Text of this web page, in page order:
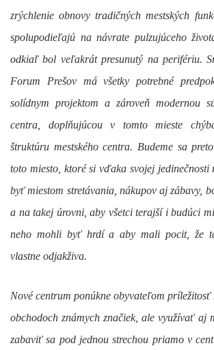
zrýchlenie obnovy tradičných mestských
spolupodieľajú na návrate pulzujúceho
odkiaľ bol veľakrát presunutý na perifériu.
Forum Prešov má všetky potrebné
solídnym projektom a zároveň modernou
centra, doplňujúcou v tomto mieste
štruktúru mestského centra. Budeme sa
toto miesto, ktoré si vďaka svojej jedinečnosti
byť miestom stretávania, nákupov aj zábavy,
a na takej úrovni, aby všetci terajší i budúci
neho mohli byť hrdí a aby mali pocit, že
vlastne odjakživa.
Nové centrum ponúkne obyvateľom
obchodoch známych značiek, ale využívať aj
zabaviť sa pod jednou strechou priamo v